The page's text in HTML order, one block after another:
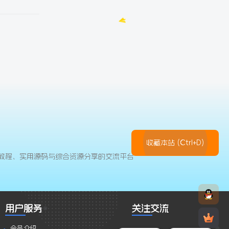
收藏本站 (Ctrl+D)
程、实用源码与综合资源分享的交流平台
用户服务 关注交流